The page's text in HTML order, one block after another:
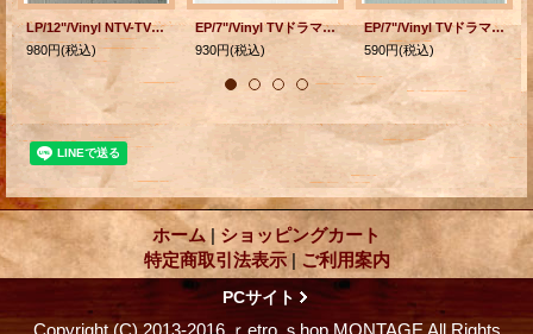
LP/12"/Vinyl NTV-TV "俺たちの旅 "オリジナル・サウンド・トラック Tranzam トランザム (1975) BLACK 帯なし/歌詞カードなし
980円(税込)
EP/7"/Vinyl TVドラマ「夜明けの刑事」主題歌 でも、何かが違う/虹 鈴木ヒロミツ あかのたちお、ジョニー大倉 他 (1975) EXPRESS
930円(税込)
EP/7"/Vinyl TVドラマ「必殺仕事人III」主題歌 冬の花/小さな罠 鮎川いずみ (1982) CBS SONY
590円(税込)
ホーム | ショッピングカート
特定商取引法表示 | ご利用案内
PCサイト
Copyright (C) 2013-2016 ｒetro ｓhop MONTAGE All Rights